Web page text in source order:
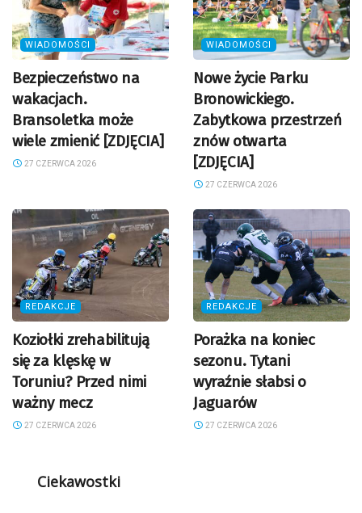
WIADOMOŚCI
Bezpieczeństwo na
wakacjach.
Bransoletka może
wiele zmienić [ZDJĘCIA]
27 CZERWCA 2026
WIADOMOŚCI
Nowe życie Parku
Bronowickiego.
Zabytkowa przestrzeń
znów otwarta
[ZDJĘCIA]
27 CZERWCA 2026
REDAKCJE
Koziołki zrehabilitują
się za klęskę w
Toruniu? Przed nimi
ważny mecz
27 CZERWCA 2026
REDAKCJE
Porażka na koniec
sezonu. Tytani
wyraźnie słabsi o
Jaguarów
27 CZERWCA 2026
Ciekawostki